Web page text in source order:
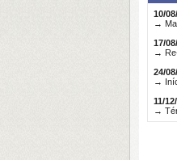
10/
→
17/
→
24/
→
11/
→